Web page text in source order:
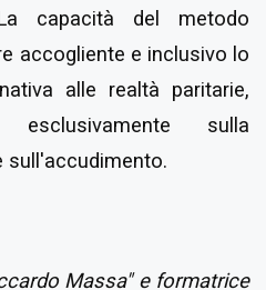
capacità del metodo
accogliente e inclusivo lo
alle realtà paritarie,
sulla
sull'accudimento.
Massa" e formatrice